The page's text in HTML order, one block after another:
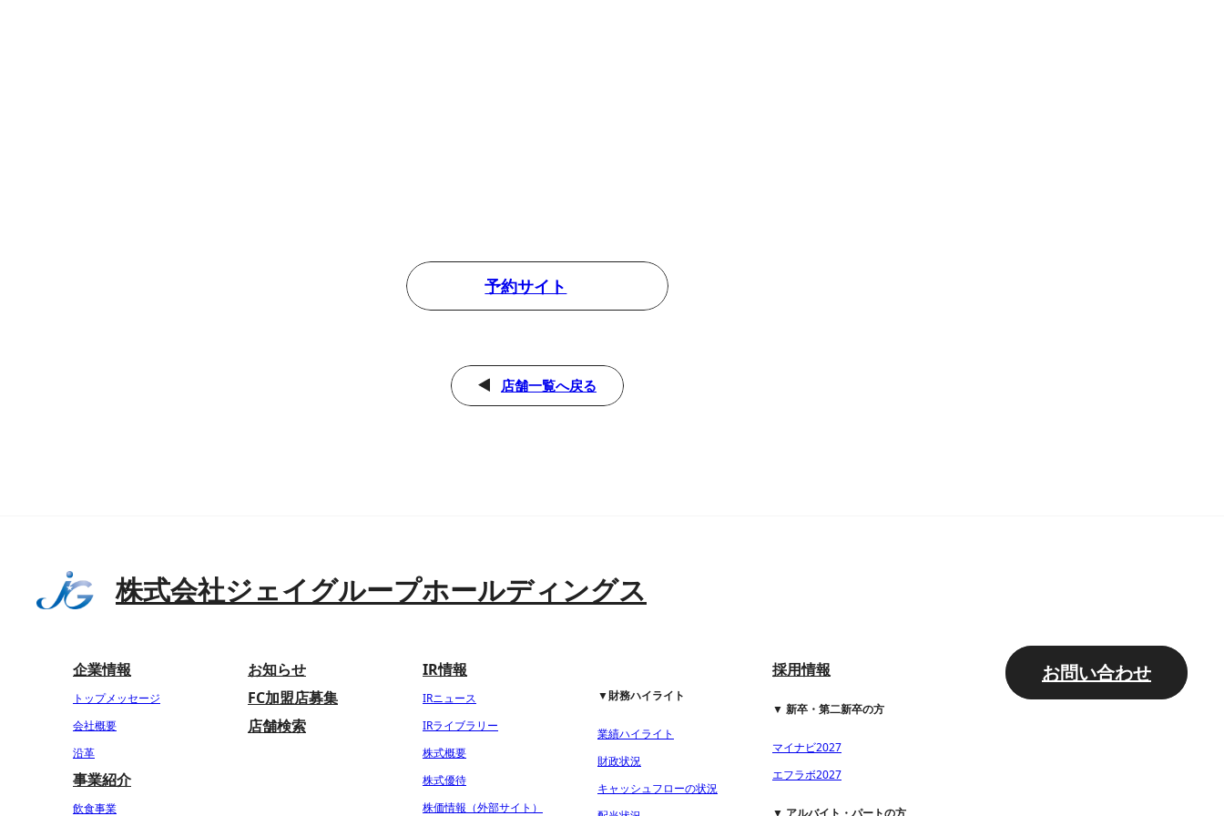
予約サイト
店舗一覧へ戻る
株式会社ジェイグループホールディングス
企業情報
トップメッセージ
会社概要
沿革
事業紹介
飲食事業
お知らせ
FC加盟店募集
店舗検索
IR情報
IRニュース
IRライブラリー
株式概要
株式優待
株価情報（外部サイト）
▼財務ハイライト
業績ハイライト
財政状況
キャッシュフローの状況
採用情報
▼ 新卒・第二新卒の方
マイナビ2027
エフラボ2027
▼ アルバイト・パートの方
お問い合わせ